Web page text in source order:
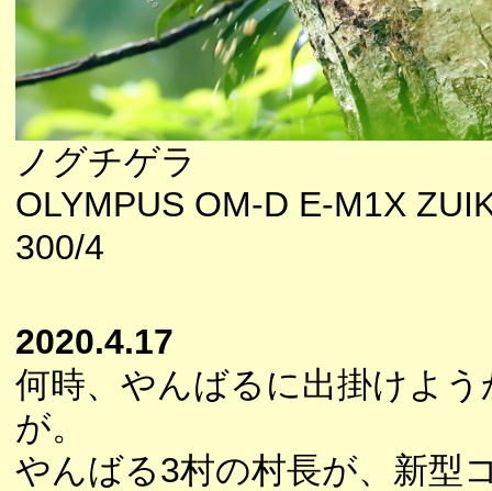
ノグチゲラ
OLYMPUS OM-D E-M1X
300/4
2020.4.17
何時、やんばるに出掛けよ
が。
やんばる3村の村長が、新型